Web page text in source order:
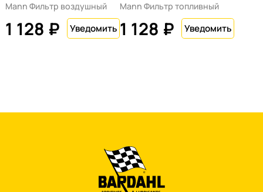
Mann Фильтр воздушный
1 128 ₽
Mann Фильтр топливный
1 128 ₽